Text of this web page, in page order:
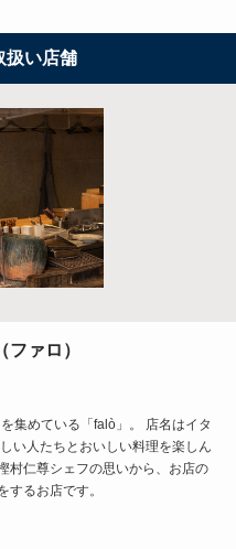
扱い店舗
ァロ）
集めている「falò」。 店名はイタ
い人たちとおいしい料理を楽しん
村仁尊シェフの思いから、お店の
するお店です。